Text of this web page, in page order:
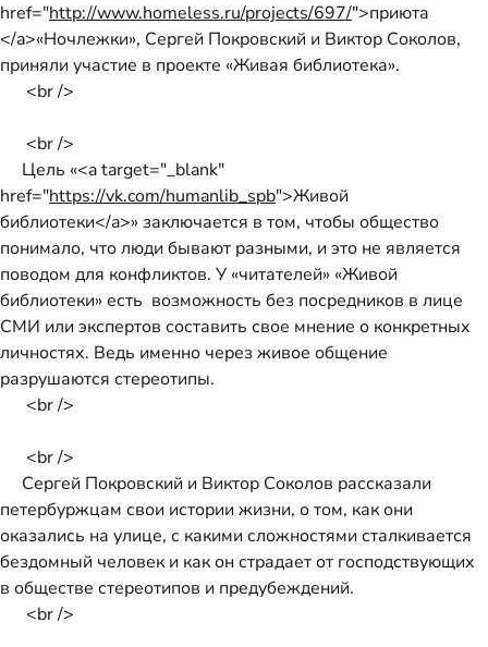
href="http://www.homeless.ru/projects/697/">приюта
</a>«Ночлежки», Сергей Покровский и Виктор Соколов,
приняли участие в проекте «Живая библиотека».
<br />
<br />
Цель «<a target="_blank"
href="https://vk.com/humanlib_spb">Живой
библиотеки</a>» заключается в том, чтобы общество
понимало, что люди бывают разными, и это не является
поводом для конфликтов. У «читателей» «Живой
библиотеки» есть возможность без посредников в лице
СМИ или экспертов составить свое мнение о конкретных
личностях. Ведь именно через живое общение
разрушаются стереотипы.
<br />
<br />
Сергей Покровский и Виктор Соколов рассказали
петербуржцам свои истории жизни, о том, как они
оказались на улице, с какими сложностями сталкивается
бездомный человек и как он страдает от господствующих
в обществе стереотипов и предубеждений.
<br />